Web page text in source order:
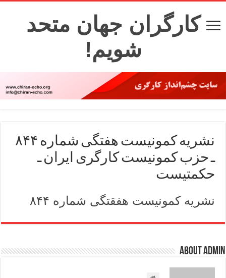
کارگران جهان متحد
شویم!
نشریه کمونیست هفتگی شماره ۸۴۴
ـ حزب کمونیست کارگری ایران ـ
حکمتیست
نشریه کمونیست هفقتگی شماره ۸۴۴
About admin